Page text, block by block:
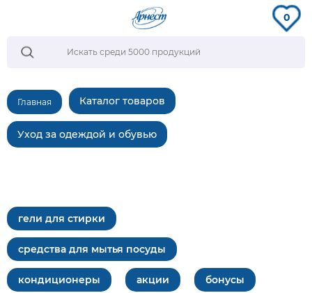
0
Главная Каталог товаров
Уход за одеждой и обувью
гели для стирки
средства для мытья посуды
кондиционеры акции бонусы